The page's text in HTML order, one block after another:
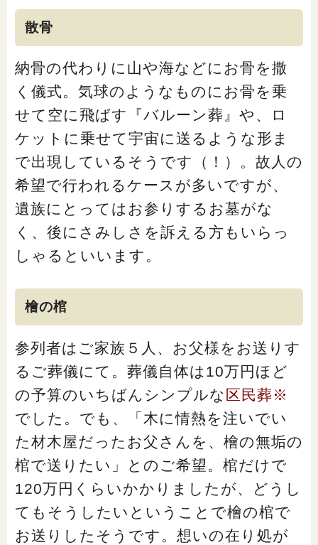
散骨
納骨の代わりに山や海などにお骨を撒
く儀式。気球のようなものにお骨を乗
せて空に飛ばす『バルーン葬』や、ロ
ケットに乗せて宇宙に送るような形ま
で出現しているそうです（！）。故人の
希望で行われるケースが多いですが、
遺族にとってはお参りするお墓がな
く、後にさみしさを訴える方もいらっ
しゃるといいます。
檜の棺
参列者はご家族５人、お父様をお送りす
るご葬儀にて。葬儀自体は10万円ほど
の予算のいちばんシンプルな 区民葬※
でした。でも、「木に情熱を注いでい
た材木屋だったお父さんを、檜の無垢の
棺で送りたい」とのご希望。棺だけで
120万円くらいかかりましたが、どうし
てもそうしたいということで檜の棺で
お送りしたそうです。想いの在り処が